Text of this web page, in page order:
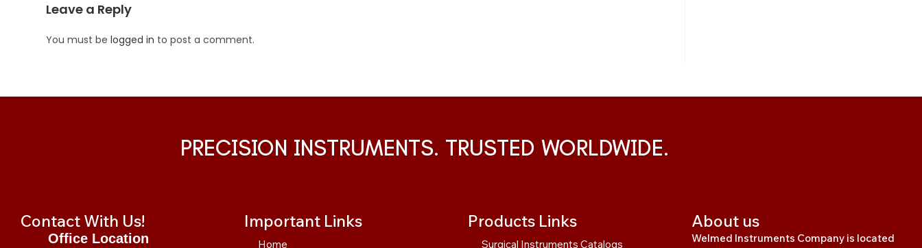
Leave a Reply
You must belogged in to post a comment.
PRECISION INSTRUMENTS. TRUSTED WORLDWIDE.
Contact With Us!
Office Location
Important Links
Home
Products Links
Surgical Instruments Catalogs
About us
Welmed Instruments Company is located